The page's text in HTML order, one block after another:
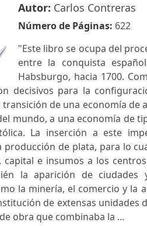
Autor: Carlos Contreras
Número de Páginas: 622
"Este libro se ocupa del
entre la conquista
Habsburgo, hacia 1700.
decisivos para la
de una economía de
mundo, a una economía de
La inserción a este
producción de plata, para lo
capital e insumos a los
la aparición de ciudades
la minería, el comercio y la
de extensas unidades
obra que combinaba la ...